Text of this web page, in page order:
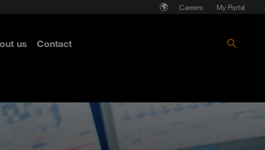
Careers My Portal
us Contact